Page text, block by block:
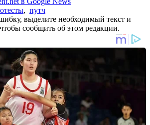
, путч
выделите необходимый текст и
сообщить об этом редакции.